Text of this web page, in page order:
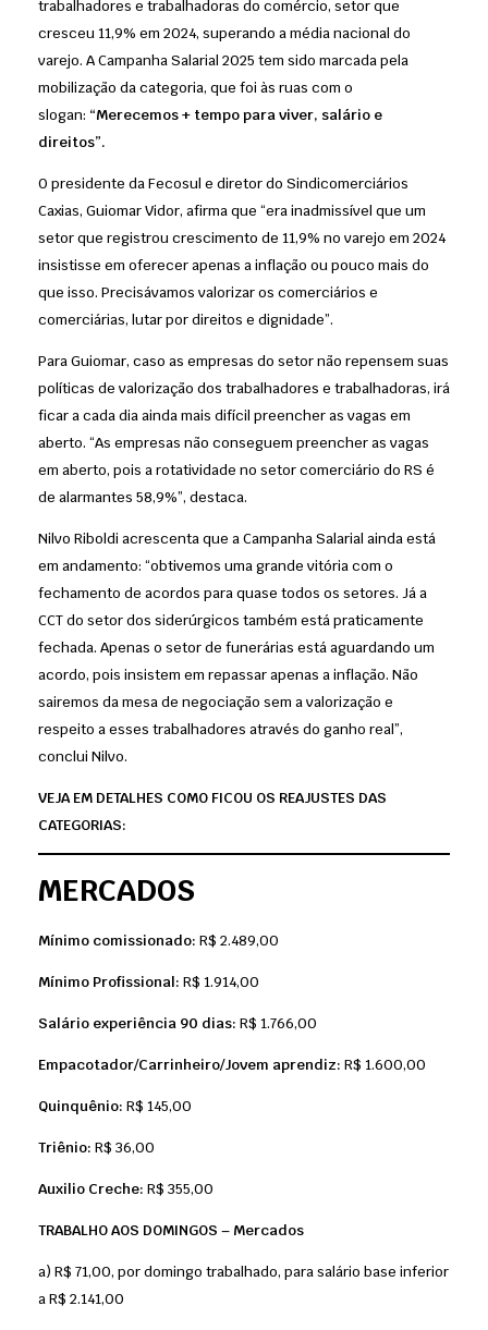
trabalhadores e trabalhadoras do comércio, setor que
cresceu 11,9% em 2024, superando a média nacional do
varejo. A Campanha Salarial 2025 tem sido marcada pela
mobilização da categoria, que foi às ruas com o
slogan: “Merecemos + tempo para viver, salário e
direitos”.
O presidente da Fecosul e diretor do Sindicomerciários
Caxias, Guiomar Vidor, afirma que “era inadmissível que um
setor que registrou crescimento de 11,9% no varejo em 2024
insistisse em oferecer apenas a inflação ou pouco mais do
que isso. Precisávamos valorizar os comerciários e
comerciárias, lutar por direitos e dignidade”.
Para Guiomar, caso as empresas do setor não repensem suas
políticas de valorização dos trabalhadores e trabalhadoras, irá
ficar a cada dia ainda mais difícil preencher as vagas em
aberto. “As empresas não conseguem preencher as vagas
em aberto, pois a rotatividade no setor comerciário do RS é
de alarmantes 58,9%”, destaca.
Nilvo Riboldi acrescenta que a Campanha Salarial ainda está
em andamento: “obtivemos uma grande vitória com o
fechamento de acordos para quase todos os setores. Já a
CCT do setor dos siderúrgicos também está praticamente
fechada. Apenas o setor de funerárias está aguardando um
acordo, pois insistem em repassar apenas a inflação. Não
sairemos da mesa de negociação sem a valorização e
respeito a esses trabalhadores através do ganho real”,
conclui Nilvo.
VEJA EM DETALHES COMO FICOU OS REAJUSTES DAS
CATEGORIAS:
MERCADOS
Mínimo comissionado: R$ 2.489,00
Mínimo Profissional: R$ 1.914,00
Salário experiência 90 dias: R$ 1.766,00
Empacotador/Carrinheiro/Jovem aprendiz: R$ 1.600,00
Quinquênio: R$ 145,00
Triênio: R$ 36,00
Auxilio Creche: R$ 355,00
TRABALHO AOS DOMINGOS – Mercados
a) R$ 71,00, por domingo trabalhado, para salário base inferior
a R$ 2.141,00